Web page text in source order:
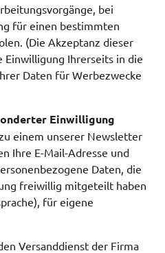
bei
für einen bestimmten
(Die Akzeptanz dieser
Einwilligung Ihrerseits in die
Daten für Werbezwecke
Einwilligung
einem unserer Newsletter
Ihre E-Mail-Adresse und
Daten, die
freiwillig mitgeteilt haben
für eigene
Versanddienst der Firma